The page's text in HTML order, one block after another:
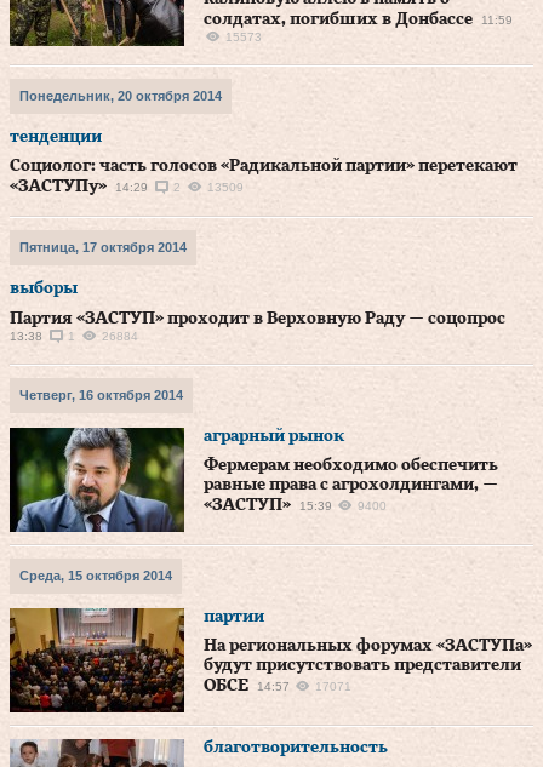
солдатах, погибших в Донбассе
11:59
15573
Понедельник, 20 октября 2014
тенденции
Социолог: часть голосов «Радикальной партии» перетекают
«ЗАСТУПу»
14:29 2 13509
Пятница, 17 октября 2014
выборы
Партия «ЗАСТУП» проходит в Верховную Раду — соцопрос
13:38 1 26884
Четверг, 16 октября 2014
аграрный рынок
Фермерам необходимо обеспечить
равные права с агрохолдингами, —
«ЗАСТУП»
15:39 9400
Среда, 15 октября 2014
партии
На региональных форумах «ЗАСТУПа»
будут присутствовать представители
ОБСЕ
14:57 17071
благотворительность